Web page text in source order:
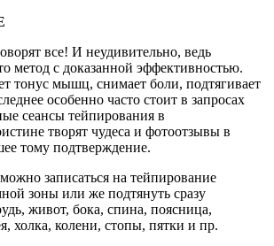
все! И неудивительно, ведь
метод с доказанной эффективностью.
тонус мышц, снимает боли, подтягивает
особенно часто стоит в запросах
сеансы тейпирования в
творят чудеса и фотоотзывы в
тому подтверждение.
можно записаться на тейпирование
зоны или же подтянуть сразу
живот, бока, спина, поясница,
холка, колени, стопы, пятки и пр.